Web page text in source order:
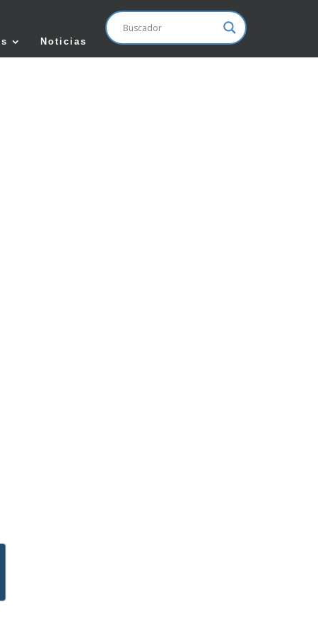
Noticias